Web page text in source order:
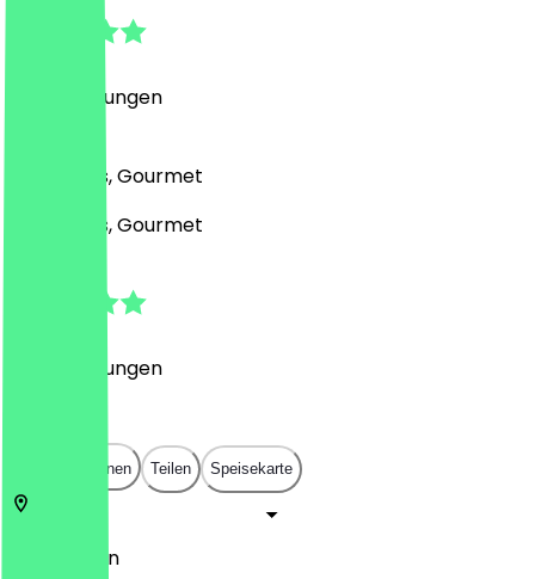
Bewertungen
Bar, Drinks, Gourmet
Bar, Drinks, Gourmet
Bewertungen
In App öffnen Teilen Speisekarte
Berlin